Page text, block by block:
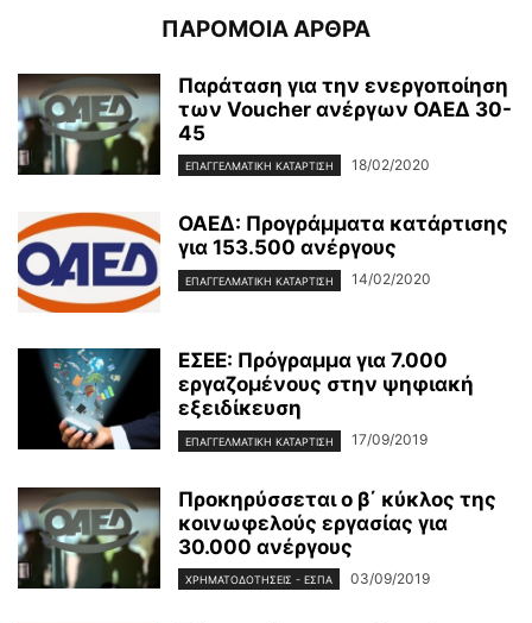
ΠΑΡΟΜΟΙΑ ΑΡΘΡΑ
Παράταση για την ενεργοποίηση
των Voucher ανέργων ΟΑΕΔ 30-
45
ΕΠΑΓΓΕΛΜΑΤΙΚΉ ΚΑΤΆΡΤΙΣΗ 18/02/2020
ΟΑΕΔ: Προγράμματα κατάρτισης
για 153.500 ανέργους
ΕΠΑΓΓΕΛΜΑΤΙΚΉ ΚΑΤΆΡΤΙΣΗ 14/02/2020
ΕΣΕΕ: Πρόγραμμα για 7.000
εργαζομένους στην ψηφιακή
εξειδίκευση
ΕΠΑΓΓΕΛΜΑΤΙΚΉ ΚΑΤΆΡΤΙΣΗ 17/09/2019
Προκηρύσσεται ο β΄ κύκλος της
κοινωφελούς εργασίας για
30.000 ανέργους
ΧΡΗΜΑΤΟΔΟΤΉΣΕΙΣ - ΕΣΠΑ 03/09/2019